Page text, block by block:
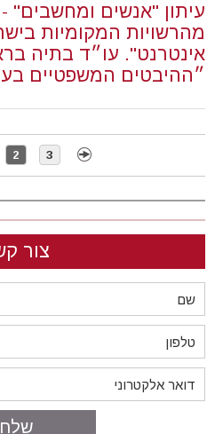
מהרשויות המקומיות
אינטרנט". עו״ד בתיה
״ההיבטים המשפטיים
2 3
צור